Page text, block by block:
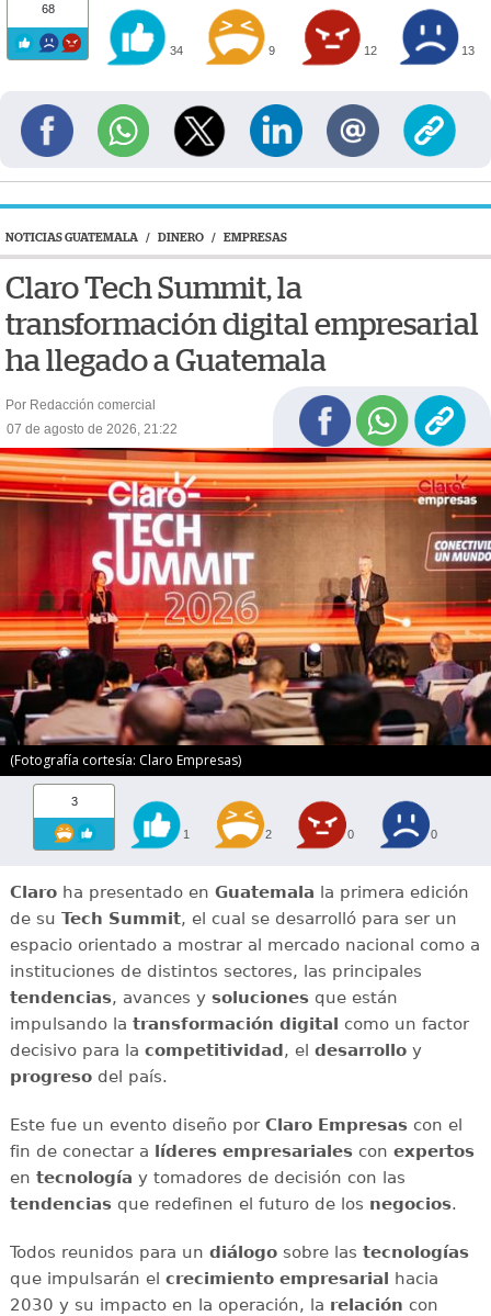
68
34 9 12 13
NOTICIAS GUATEMALA / DINERO / EMPRESAS
Claro Tech Summit, la
transformación digital empresarial
ha llegado a Guatemala
Por Redacción comercial
07 de agosto de 2026, 21:22
(Fotografía cortesía: Claro Empresas)
3
1 2 0 0
Claroha presentado en Guatemala la primera edición
de su Tech Summit, el cual se desarrolló para ser un
espacio orientado a mostrar al mercado nacional como a
instituciones de distintos sectores, las principales
tendencias, avances y solucionesque están
impulsando la transformación digital como un factor
decisivo para la competitividad, el desarrolloy
progresodel país.
Este fue un evento diseño por Claro Empresascon el
fin de conectar a líderes empresarialescon expertos
en tecnología y tomadores de decisión con las
tendenciasque redefinen el futuro de los negocios.
Todos reunidos para un diálogosobre las tecnologías
que impulsarán el crecimiento empresarial hacia
2030 y su impacto en la operación, la relación con